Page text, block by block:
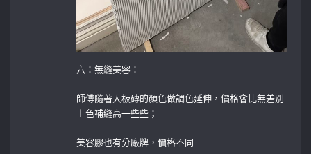
六：無縫美容：
師傅隨著大板磚的顏色做調色延伸，價格會比無差別
上色補縫高一些些；
美容膠也有分廠牌，價格不同